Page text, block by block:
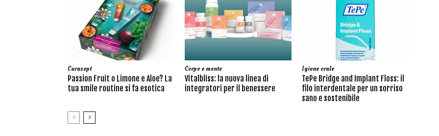
Curasept
Passion Fruit o Limone e Aloe? La
tua smile routine si fa esotica
Corpo e mente
Vitalbliss: la nuova linea di
integratori per il benessere
Igiene orale
TePe Bridge and Implant Floss: il
filo interdentale per un sorriso
sano e sostenibile